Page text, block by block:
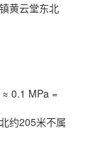
黄云堂东北
0.1 MPa =
约205米不属